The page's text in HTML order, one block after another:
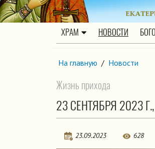
ХРАМ НОВОСТИ
На главную / Новости
Жизнь прихода
23 СЕНТЯБРЯ 2023
23.09.2023 628